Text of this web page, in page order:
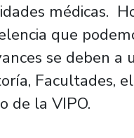
médicas.
que
se deben
Facultades,
de la VIPO.